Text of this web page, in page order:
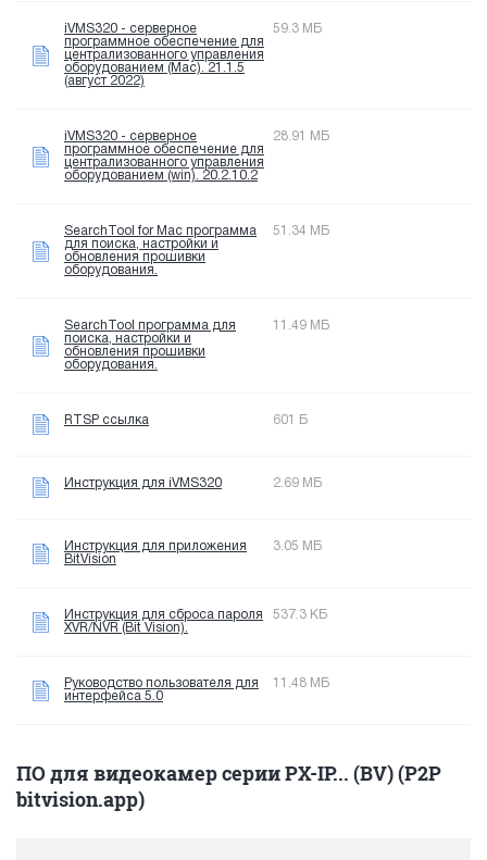
iVMS320 - серверное
программное обеспечение для
централизованного управления
оборудованием (Mac). 21.1.5
(август 2022)
59.3 МБ
iVMS320 - серверное
программное обеспечение для
централизованного управления
оборудованием (win). 20.2.10.2
28.91 МБ
SearchTool for Mac программа
для поиска, настройки и
обновления прошивки
оборудования.
51.34 МБ
SearchTool программа для
поиска, настройки и
обновления прошивки
оборудования.
11.49 МБ
RTSP ссылка 601 Б
Инструкция для iVMS320 2.69 МБ
Инструкция для приложения
BitVision
3.05 МБ
Инструкция для сброса пароля
XVR/NVR (Bit Vision).
537.3 КБ
Руководство пользователя для
интерфейса 5.0
11.48 МБ
ПО для видеокамер серии PX-IP... (BV) (P2P
bitvision.app)